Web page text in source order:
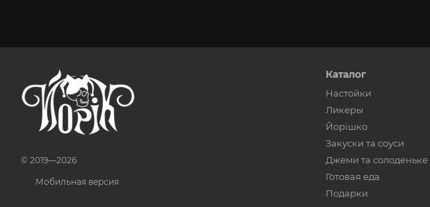
© 2019—2026
Мобильная версия
Каталог
Настойки
Ликеры
Йорішко
Закуски та соуси
Джеми та солоденьке
Готовая еда
Подарки